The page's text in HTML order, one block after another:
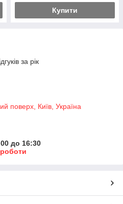
Купити
за рік
поверх, Київ, Україна
до 16:30